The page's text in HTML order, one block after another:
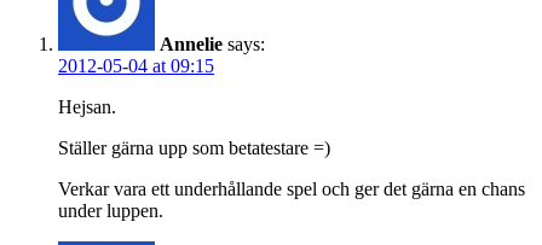
Annelie says:
2012-05-04 at 09:15
Hejsan.
Ställer gärna upp som betatestare =)
Verkar vara ett underhållande spel och ger det gärna en chans
under luppen.